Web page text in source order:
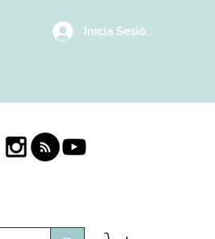
Inicia Sesión/